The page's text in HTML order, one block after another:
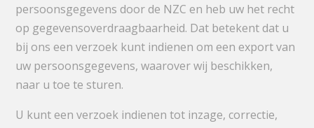
persoonsgegevens door de NZC en heb uw het recht
op gegevensoverdraagbaarheid. Dat betekent dat u
bij ons een verzoek kunt indienen om een export van
uw persoonsgegevens, waarover wij beschikken,
naar u toe te sturen.
U kunt een verzoek indienen tot inzage, correctie,